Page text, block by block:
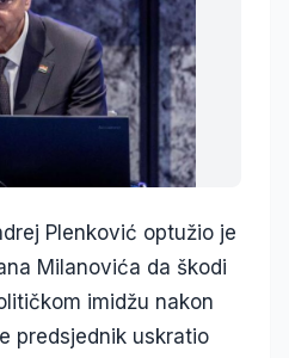
Plenković optužio je
Milanovića da škodi
imidžu nakon
predsjednik uskratio